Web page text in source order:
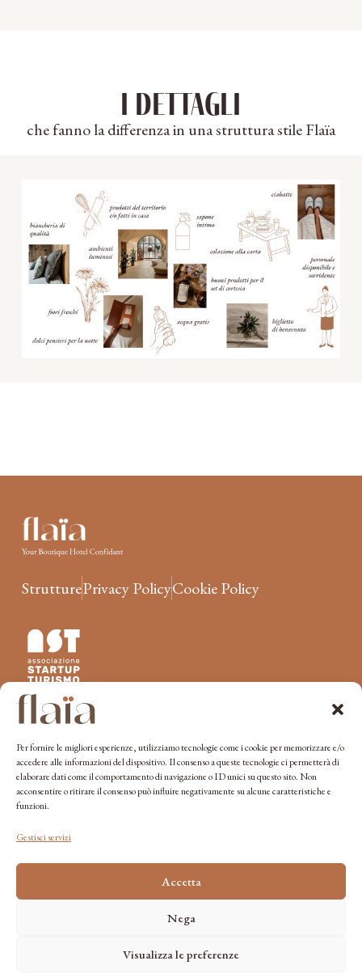
Per fornire le migliori esperienze, utilizziamo tecnologie come i cookie per memorizzare e/o
accedere alle informazioni del dispositivo. Il consenso a queste tecnologie ci permetterà di
elaborare dati come il comportamento di navigazione o ID unici su questo sito. Non
acconsentire o ritirare il consenso può influire negativamente su alcune caratteristiche e
funzioni.
Gestisci servizi
Accetta
Nega
Visualizza le preferenze
i dettagli
che fanno la differenza in una struttura stile Flaïa
StrutturePrivacy PolicyCookie Policy
Unisciti a flaïa
Inviando i miei dati dichiaro di aver preso visione dell’ informativa
Privacy e di acconsentire alla ricezione della Newsletter Flaïa
P. IVA 04095640365Privacy policyCookie policy